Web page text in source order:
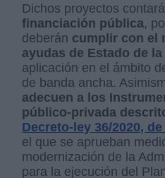
Dichos proyectos
financiación pública,
deberán cumplir con el
ayudas de Estado de
aplicación en el ámbito
de banda ancha.
adecuen a los
público-privada
Decreto-ley 36/2020,
el que se aprueban
modernización de la
para la ejecución del